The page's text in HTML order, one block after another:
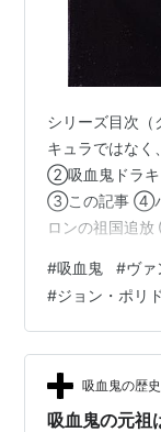
シリーズ目次
キュラではなく
②吸血鬼ドラキ
③この記事 ④バ
ロンの祖国追
の吸血鬼小説と
者たち ⑦ドラキ
ム」・大デュ
ランスの吸血鬼
は、本人は無名
ョン・ポリド
#吸血鬼 #ヴァ
#ジョン・ポリ
吸血鬼の歴
吸血鬼の元祖